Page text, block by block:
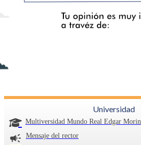
Universidad
Multiversidad Mundo Real Edgar Morin
campaign Mensaje del rector